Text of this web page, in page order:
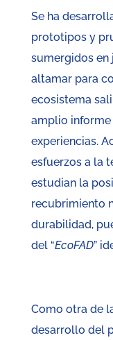
Se ha
prototipos y
sumergidos en
altamar para
ecosistema
amplio informe
experiencias.
esfuerzos a la
estudian la
recubrimiento
durabilidad,
del “EcoFAD”
Como otra de
desarrollo del